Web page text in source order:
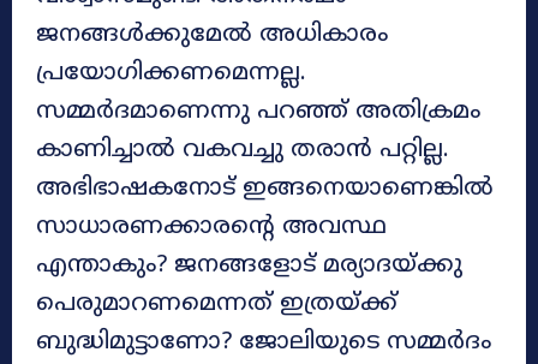
ജനങ്ങൾക്കുമേൽ അധികാരം
പ്രയോഗിക്കണമെന്നല്ല.
സമ്മർദമാണെന്നു പറഞ്ഞ് അതിക്രമം
കാണിച്ചാൽ വകവച്ചു തരാൻ പറ്റില്ല.
അഭിഭാഷകനോട് ഇങ്ങനെയാണെങ്കിൽ
സാധാരണക്കാരന്റെ അവസ്ഥ
എന്താകും? ജനങ്ങളോട് മര്യാദയ്ക്കു
പെരുമാറണമെന്നത് ഇത്രയ്ക്ക്
ബുദ്ധിമുട്ടാണോ? ജോലിയുടെ സമ്മർദം